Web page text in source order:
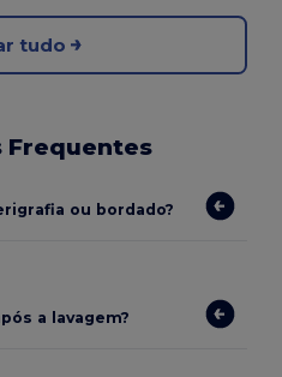
tudo
Frequentes
ou bordado?
a lavagem?